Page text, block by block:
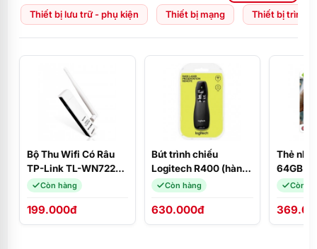
Thiết bị lưu trữ - phụ kiện Thiết bị mạng Thiết bị trình
Bộ Thu Wifi Có Râu
TP-Link TL-WN722N
- USB Thu Wifi Tốc Độ
Còn hàng
199.000đ
Bút trình chiếu
Logitech R400 (hàng
chính hãng)
Còn hàng
630.000đ
Thẻ nhớ
64GB
Còn